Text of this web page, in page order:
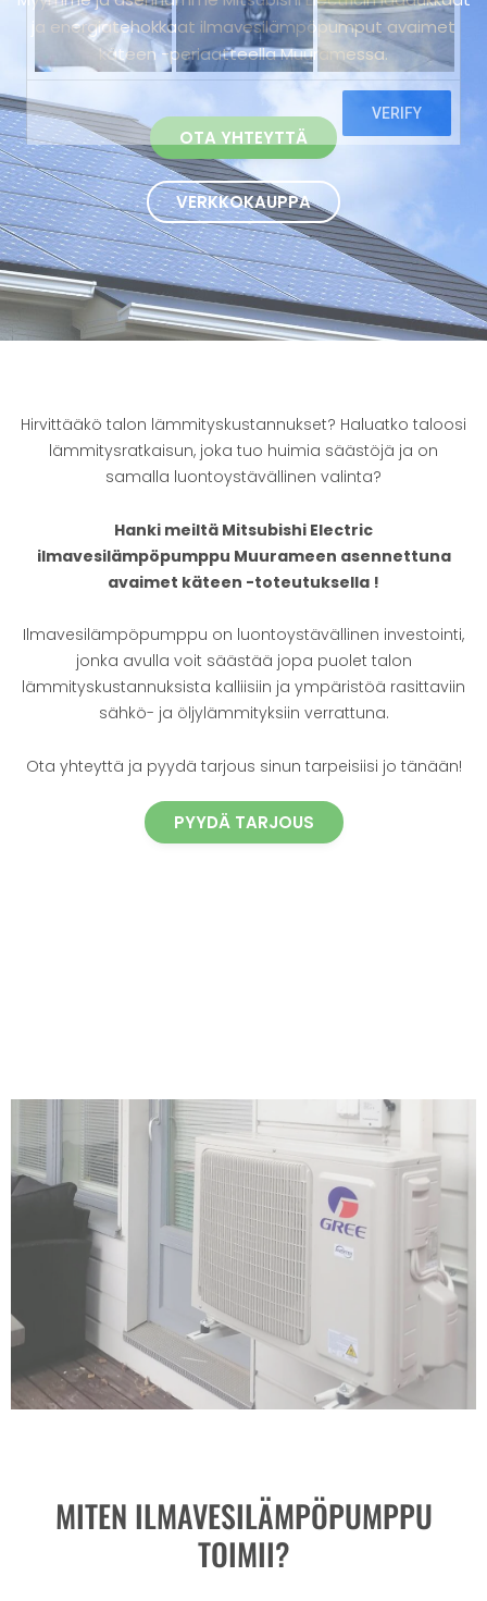
ja energiatehokkaat ilmavesilämpöpumput avaimet
käteen -periaatteella Muuramessa.
OTA YHTEYTTÄ
VERKKOKAUPPA
Hirvittääkö talon lämmityskustannukset? Haluatko taloosi
lämmitysratkaisun, joka tuo huimia säästöjä ja on
samalla luontoystävällinen valinta?
Hanki meiltä Mitsubishi Electric
ilmavesilämpöpumppu Muurameen asennettuna
avaimet käteen -toteutuksella !
Ilmavesilämpöpumppu on luontoystävällinen investointi,
jonka avulla voit säästää jopa puolet talon
lämmityskustannuksista kalliisiin ja ympäristöä rasittaviin
sähkö- ja öljylämmityksiin verrattuna.
Ota yhteyttä ja pyydä tarjous sinun tarpeisiisi jo tänään!
PYYDÄ TARJOUS
MITEN ILMAVESILÄMPÖPUMPPU
TOIMII?